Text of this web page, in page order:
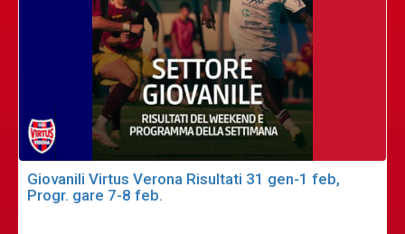
Giovanili Virtus Verona Risultati 31 gen-1 feb,
Progr. gare 7-8 feb.